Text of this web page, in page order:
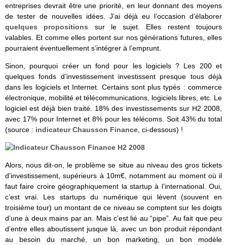
entreprises devrait être une priorité, en leur donnant des moyens
de tester de nouvelles idées. J’ai déjà eu l’occasion d’élaborer
quelques propositions sur le sujet. Elles restent toujours
valables. Et comme elles portent sur nos générations futures, elles
pourraient éventuellement s’intégrer à l’emprunt.
Sinon, pourquoi créer un fond pour les logiciels ? Les 200 et
quelques fonds d’investissement investissent presque tous déjà
dans les logiciels et Internet. Certains sont plus typés : commerce
électronique, mobilité et télécommunications, logiciels libres, etc. Le
logiciel est déjà bien traité. 18% des investissements sur H2 2008,
avec 17% pour Internet et 8% pour les télécoms. Soit 43% du total
(source : indicateur Chausson Finance , ci-dessous) !
Alors, nous dit-on, le problème se situe au niveau des gros tickets
d’investissement, supérieurs à 10m€, notamment au moment où il
faut faire croire géographiquement la startup à l’international. Oui,
c’est vrai. Les startups du numérique qui lèvent (souvent en
troisième tour) un montant de ce niveau se comptent sur les doigts
d’une à deux mains par an. Mais c’est lié au “pipe”. Au fait que peu
d’entre elles aboutissent jusque là, avec un bon produit répondant
au besoin du marché, un bon marketing, un bon modèle